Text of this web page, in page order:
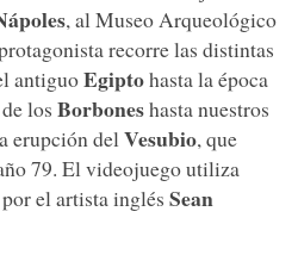
, al Museo Arqueológico
recorre las distintas
antiguoEgiptohasta la época
los Borboneshasta nuestros
erupción del Vesubio, que
79. El videojuego utiliza
el artista inglés Sean